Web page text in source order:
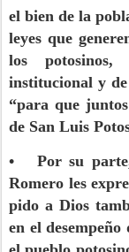
el bien de la
leyes que
los
institucional y
“para que
de San Luis
• Por su parte,
Romero les
pido a Dios
en el